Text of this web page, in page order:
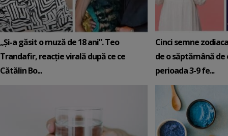
„Și-a găsit o muză de 18 ani”. Teo
Trandafir, reacție virală după ce ce
Cătălin Bo...
Cinci semne
de o săptămână de
perioada 3-9 fe...